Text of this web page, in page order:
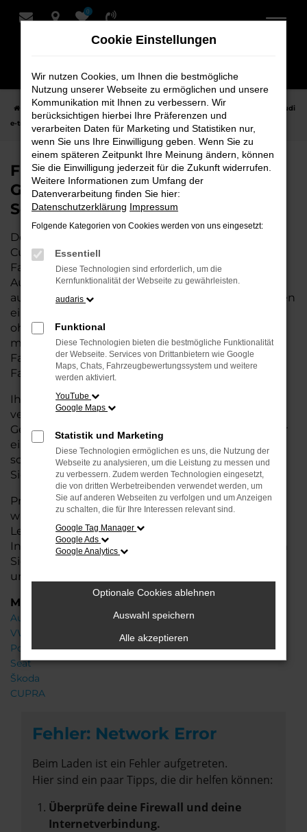
Zum
0
Startseite Cuxhaven Audi Audi e-tron GT
Finden Sie Ihren Audi
e-tron GT Gebrauchtwagen für Cuxhaven bei Schmidt + Koch
Finden Sie Ihren Audi e-tron GT
Gebrauchtwagen für Cuxhaven bei
Schmidt + Koch
Der Audi e-tron GT ist die perfekte Wahl für alle in
Cuxhaven, die ein zuverlässiges und modernes
Fahrzeug suchen.Mit seiner erstklassigen
Ausstattung, der niedrigen Laufleistung und der
ausgezeichneten Pflege ist dieser Gebrauchtwagen
eine kostengünstige Alternative zum Neuwagen,
ohne auf Komfort und Qualität verzichten zu
müssen. Ob im Stadtverkehr oder für längere
Fahrten, der e-tron GT überzeugt durch
Fahrkomfort, Sicherheit und Wirtschaftlichkeit.
Ihr Audi Autohaus in Cuxhaven ist Ihr
vertrauenswürdiger Partner, wenn es um
Gebrauchtwagen geht. Wir bieten Ihnen nicht nur
eine große Auswahl an geprüften Fahrzeugen,
sondern auch eine fachkundige Beratung, damit
Sie das für Sie passende Modell finden.
Profitieren Sie von unseren zusätzlichenServices
wie attraktiven Finanzierungsmöglichkeiten,
Leasingangeboten und der bequemen
Inzahlungnahme Ihres alten Fahrzeugs. Besuchen
Sie uns und überzeugen Sie sich von der Qualität
und dem Service, den wir Ihnen bieten!
Marken
Audi
VW
Porsche
Seat
Škoda
CUPRA
Fehler: Network Error
Beim Laden ist ein Fehler aufgetreten.
Hier sind ein paar Tipps, die dir helfen können:
Überprüfe deine Firewall und deine
Internetverbindung.
Cookie Einstellungen
Wir nutzen Cookies, um Ihnen die bestmögliche
Nutzung unserer Webseite zu ermöglichen und unsere
Kommunikation mit Ihnen zu verbessern. Wir
berücksichtigen hierbei Ihre Präferenzen und
verarbeiten Daten für Marketing und Statistiken nur,
wenn Sie uns Ihre Einwilligung geben. Wenn Sie zu
einem späteren Zeitpunkt Ihre Meinung ändern, können
Sie die Einwilligung jederzeit für die Zukunft widerrufen.
Weitere Informationen zum Umfang der
Datenverarbeitung finden Sie hier:
Datenschutzerklärung Impressum
Folgende Kategorien von Cookies werden von uns eingesetzt:
Essentiell
Diese Technologien sind erforderlich, um die
Kernfunktionalität der Webseite zu gewährleisten.
audaris
Funktional
Diese Technologien bieten die bestmögliche Funktionalität
der Webseite. Services von Drittanbietern wie Google
Maps, Chats, Fahrzeugbewertungssystem und weitere
werden aktiviert.
YouTube
Google Maps
Statistik und Marketing
Diese Technologien ermöglichen es uns, die Nutzung der
Webseite zu analysieren, um die Leistung zu messen und
zu verbessern. Zudem werden Technologien eingesetzt,
die von dritten Werbetreibenden verwendet werden, um
Sie auf anderen Webseiten zu verfolgen und um Anzeigen
zu schalten, die für Ihre Interessen relevant sind.
Google Tag Manager
Google Ads
Google Analytics
Optionale Cookies ablehnen
Auswahl speichern
Alle akzeptieren